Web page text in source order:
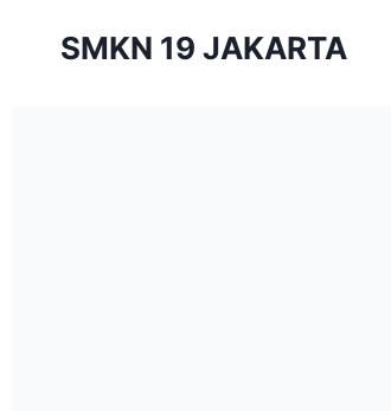
SMKN 19 JAKARTA